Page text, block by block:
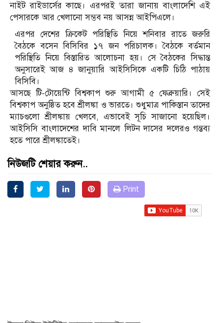
নাইট রাইডার্সের কাছে। এরপরই তারা জানায় বাংলাদেশি এই
পেসারকে আর খেলানো সম্ভব নয় আসন্ন আইপিএলে।
এরপর দেশের ক্রিকেট পরিস্থিতি নিয়ে শনিবার রাতে জরুরি
বৈঠকে বসেন বিসিবির ১৭ জন পরিচালক। বৈঠকে বর্তমান
পরিস্থিতি নিয়ে বিস্তারিত আলোচনা হয়। সে বৈঠকের সিদ্ধান্ত
অনুসারেই আজ ৪ জানুয়ারি আইসিসিকে একটি চিঠি পাঠায়
বিসিবি।
আসছে টি-টোয়েন্টি বিশ্বকাপ শুরু আগামী ৫ ফেব্রুয়ারি। সেই
বিশ্বকাপ অনুষ্ঠিত হবে শ্রীলঙ্কা ও ভারতে। শুধুমাত্র পাকিস্তান তাদের
ম্যাচগুলো শ্রীলঙ্কায় খেলবে, এভাবেই সূচি সাজানো হয়েছিল।
আইসিসি বাংলাদেশের দাবি মানলে লিটন দাসের দলেরও গন্তব্য
হতে পারে শ্রীলঙ্কাতেই।
নিউজটি শেয়ার করুন..
Print